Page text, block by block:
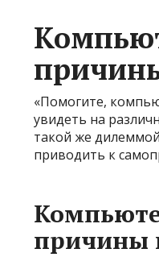
«Помогите,
увидеть на
такой же
приводить к
причины